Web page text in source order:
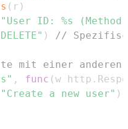
( r )
"User ID: %s
) //
mit einer anderen
, func (w http .
"Create a new user" )